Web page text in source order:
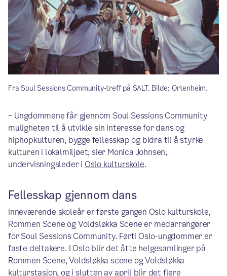
Fra Soul Sessions Community-treff på SALT. Bilde: Ortenheim.
– Ungdommene får gjennom Soul Sessions Community
muligheten til å utvikle sin interesse for dans og
hiphopkulturen, bygge fellesskap og bidra til å styrke
kulturen i lokalmiljøet, sier Monica Johnsen,
undervisningsleder i Oslo kulturskole.
Fellesskap gjennom dans
Inneværende skoleår er første gangen Oslo kulturskole,
Rommen Scene og Voldsløkka Scene er medarrangører
for Soul Sessions Community. Førti Oslo-ungdommer er
faste deltakere. I Oslo blir det åtte helgesamlinger på
Rommen Scene, Voldsløkka scene og Voldsløkka
kulturstasjon, og i slutten av april blir det flere